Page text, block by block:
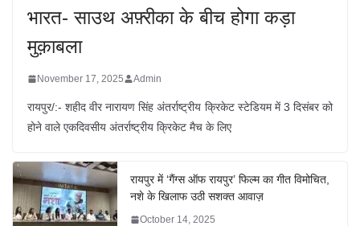
भारत- साउथ अफ़्रीका के बीच होगा कड़ा
मुक़ाबला
November 17, 2025 Admin
रायपुर/:- शहीद वीर नारायण सिंह अंतर्राष्ट्रीय क्रिकेट स्टेडियम में 3 दिसंबर को
होने वाले एकदिवसीय अंतर्राष्ट्रीय क्रिकेट मैच के लिए
रायपुर में ‘गैंग्स ऑफ रायपुर’ फिल्म का गीत विमोचित,
नशे के खिलाफ उठी सशक्त आवाज़
October 14, 2025